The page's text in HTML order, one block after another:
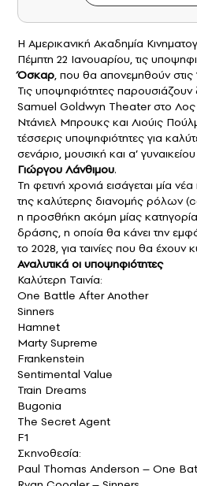
Η Αμερικανική Ακαδημία
Πέμπτη 22 Ιανουαρίου, τις
Όσκαρ, που θα απονεμηθούν στις
Τις υποψηφιότητες
Samuel Goldwyn Theater στο Λος
Ντάνιελ Μπρουκς και Λιούις
τέσσερις υποψηφιότητες για
σενάριο, μουσική και α’
Γιώργου Λάνθιμου.
Τη φετινή χρονιά εισάγεται μία
της καλύτερης διανομής ρόλων
η προσθήκη ακόμη μίας
δράσης, η οποία θα κάνει την
το 2028, για ταινίες που θα έχουν
Αναλυτικά οι υποψηφιότητες
Καλύτερη Ταινία:
One Battle After Another
Sinners
Hamnet
Marty Supreme
Frankenstein
Sentimental Value
Train Dreams
Bugonia
The Secret Agent
F1
Σκηνοθεσία:
Paul Thomas Anderson – One